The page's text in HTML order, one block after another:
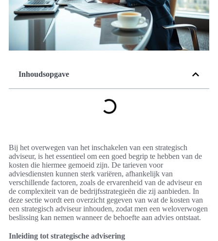
Inhoudsopgave
Bij het overwegen van het inschakelen van een strategisch
adviseur, is het essentieel om een goed begrip te hebben van de
kosten die hiermee gemoeid zijn. De tarieven voor
adviesdiensten kunnen sterk variëren, afhankelijk van
verschillende factoren, zoals de ervarenheid van de adviseur en
de complexiteit van de bedrijfsstrategieën die zij aanbieden. In
deze sectie wordt een overzicht gegeven van wat de kosten van
een strategisch adviseur inhouden, zodat men een weloverwogen
beslissing kan nemen wanneer de behoefte aan advies ontstaat.
Inleiding tot strategische advisering